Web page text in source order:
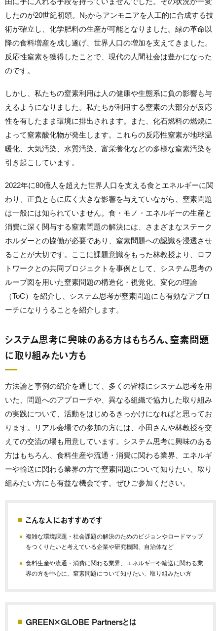
したのが20世紀初頭。N2からアンモニアを人工的に合成する技
術が確立し、化学肥料の生産が可能となりました。緑の革命以
降の食料増産を成し遂げ、世界人口の増加を支えてきました。
反応性窒素を獲得したことで、現代の人間社会は豊かになった
のです。
しかし、私たちの窒素利用は人の健康や生態系に負の影響も与
えるようになりました。私たちが利用する窒素の大部分が反応
性を有したまま環境に排出されます。また、化石燃料の燃焼に
よって窒素酸化物が発生します。これらの反応性窒素が地球温
暖化、大気汚染、水質汚染、富栄養化などの多様な窒素汚染を
引き起こしています。
2022年に80億人を超えた世界人口を支える食とエネルギーに関
わり、正負ともに広く大きな影響を与えていながら、窒素問題
は一般には知られていません。食・モノ・エネルギーの生産と
消費に深く関与する窒素問題の解決には、さまざまなステーク
ホルダーとの協働が必要であり、窒素問題への認識を浸透させ
ることが大切です。ここに課題意識をもった林教授より、ロフ
トワークとの共同プロジェクトを事例として、システム思考の
ループ図を用いた窒素問題の構造化・視覚化、変化の理論
（ToC）を紹介し、システム思考が窒素問題にも有効なアプロ
ーチになりうることを紹介します。
システム思考に興味のある方はもちろん、窒素問題
に取り組みたい方も
方法論と事例の紹介を通じて、多くの皆様にシステム思考を用
いた、問題へのアプローチや、異なる組織で協力した取り組み
の実践について、活動をはじめるきっかけになればと思ってお
ります。リアル会場での参加の方には、小田さんや林教授を交
えての交流の場も用意しています。システム思考に興味のある
方はもちろん、食料生産や流通・消費に関わる業界、エネルギ
ーや輸送に関わる業界の方で窒素問題について知りたい、取り
組みたい方にも有益な機会です。ぜひご参加ください。
こんな人におすすめです
複雑な環境課題・社会課題の解決のためのビジョンやロードマップ
をつくりたいと考えている企業や研究機関、自治体など
食料生産や流通・消費に関わる業界、エネルギーや輸送に関わる業
界の方を中心に、窒素問題について知りたい、取り組みたい方
GREEN×GLOBE Partnersとは